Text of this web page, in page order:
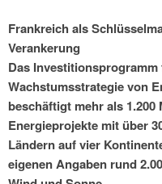
Frankreich als
Verankerung
Das
Wachstumsstrategie von
beschäftigt mehr als
Energieprojekte mit über
Ländern auf vier
eigenen Angaben rund